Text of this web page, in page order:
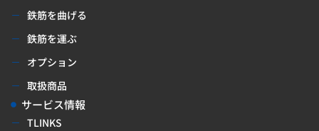
鉄筋を曲げる
鉄筋を運ぶ
オプション
取扱商品
サービス情報
TLINKS